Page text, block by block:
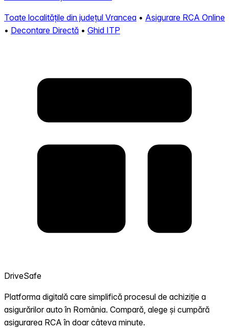
Toate localitățile din județul Vrancea • Asigurare RCA Online
• Decontare Directă • Ghid ITP
DriveSafe
Platforma digitală care simplifică procesul de achiziție a
asigurărilor auto în România. Compară, alege și cumpără
asigurarea RCA în doar câteva minute.